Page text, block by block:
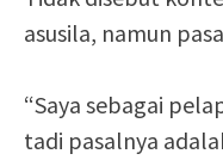
asusila, namun
“Saya sebagai
tadi pasalnya